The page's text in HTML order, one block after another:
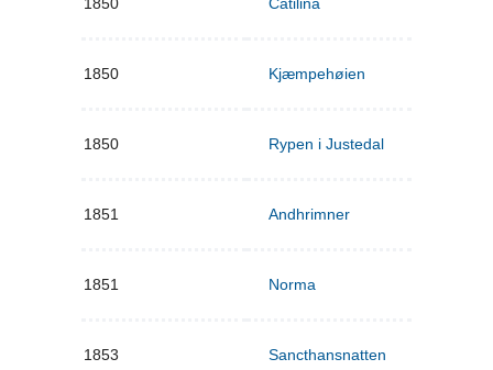
1850 Kjæmpehøien
1850 Rypen i Justedal
1851 Andhrimner
1851 Norma
1853 Sancthansnatten